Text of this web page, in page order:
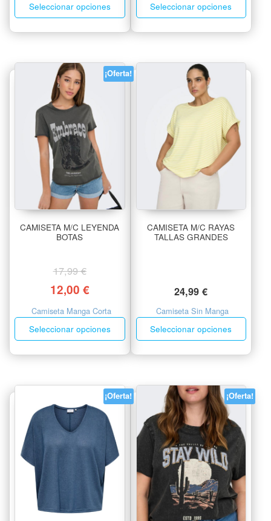
Seleccionar opciones
Seleccionar opciones
¡Oferta!
CAMISETA M/C LEYENDA
BOTAS
17,99€
12,00 €
Camiseta Manga Corta
Seleccionar opciones
CAMISETA M/C RAYAS
TALLAS GRANDES
24,99€
Camiseta Sin Manga
Seleccionar opciones
¡Oferta! ¡Oferta!